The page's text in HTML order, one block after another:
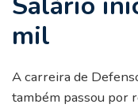
mil
A carreira de
também passou por